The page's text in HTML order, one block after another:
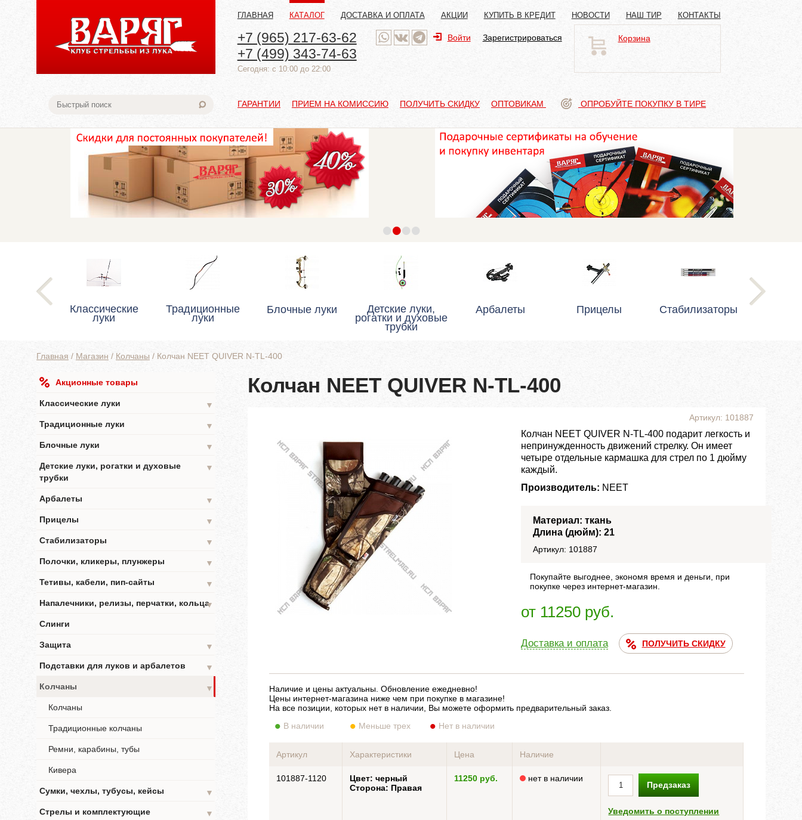
ГЛАВНАЯ КАТАЛОГ ДОСТАВКА И ОПЛАТА АКЦИИ КУПИТЬ В КРЕДИТ НОВОСТИ НАШ ТИР КОНТАКТЫ
+7 (965) 217-63-62
+7 (499) 343-74-63
Cегодня: с 10:00 до 22:00
Войти Зарегистрироваться Корзина
ГАРАНТИИ ПРИЕМ НА КОМИССИЮ ПОЛУЧИТЬ СКИДКУ ОПТОВИКАМ ОПРОБУЙТЕ ПОКУПКУ В ТИРЕ
••••
Классические
луки
Традиционные
луки
Блочные луки Детские луки,
рогатки и духовые
трубки
Арбалеты Прицелы Стабилизаторы
Главная / Магазин / Колчаны / Колчан NEET QUIVER N-TL-400
Акционные товары
Классические луки
▼
Традиционные луки
▼
Блочные луки
▼
Детские луки, рогатки и духовые
трубки
▼
Арбалеты
▼
Прицелы
▼
Стабилизаторы
▼
Полочки, кликеры, плунжеры
▼
Тетивы, кабели, пип-сайты
▼
Напалечники, релизы, перчатки, кольца▼
Слинги
Защита
▼
Подставки для луков и арбалетов
▼
Колчаны
▼
Колчаны
Традиционные колчаны
Ремни, карабины, тубы
Кивера
Сумки, чехлы, тубусы, кейсы
▼
Стрелы и комплектующие
▼
Колчан NEET QUIVER N-TL-400
Артикул: 101887
Колчан NEET QUIVER N-TL-400 подарит легкость и
непринужденность движений стрелку. Он имеет
четыре отдельные кармашка для стрел по 1 дюйму
каждый.
Производитель: NEET
Материал: ткань
Длина (дюйм): 21
Артикул: 101887
Покупайте выгоднее, экономя время и деньги, при
покупке через интернет-магазин.
от 11250 руб.
Доставка и оплата ПОЛУЧИТЬ СКИДКУ
Наличие и цены актуальны. Обновление ежедневно!
Цены интернет-магазина ниже чем при покупке в магазине!
На все позиции, которых нет в наличии, Вы можете оформить предварительный заказ.
В наличии
Меньше трех Нет в наличии
Артикул Характеристики Цена Наличие
101887-1120
Цвет: черный
Сторона: Правая
11250 руб. нет в наличии
Предзаказ
Уведомить о поступлении